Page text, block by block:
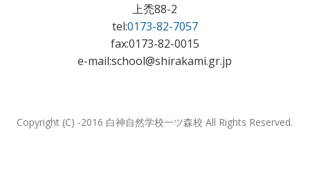
上禿88-2
tel:0173-82-7057
fax:0173-82-0015
e-mail:school@shirakami.gr.jp
Copyright (C) -2016 白神自然学校一ツ森校 All Rights Reserved.